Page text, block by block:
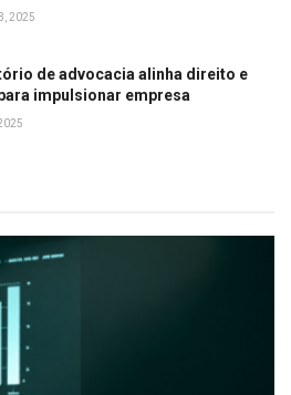
2025
de advocacia alinha direito e
impulsionar empresa